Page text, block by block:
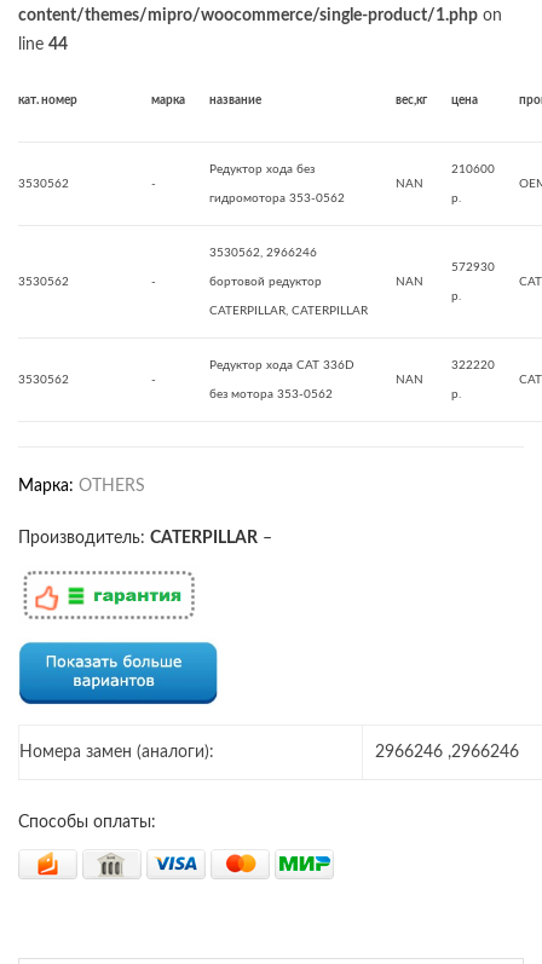
content/themes/mipro/woocommerce/single-product/1.php on
line 44
кат. номер марка название вес,кг цена
3530562 -
Редуктор хода без
гидромотора 353-0562
NAN
210600
р.
3530562 -
3530562, 2966246
бортовой редуктор
CATERPILLAR, CATERPILLAR
NAN
572930
р.
3530562 -
Редуктор хода CAT 336D
без мотора 353-0562
NAN
322220
р.
CAT
Марка: OTHERS
Производитель: CATERPILLAR –
Номера замен (аналоги): 2966246 ,2966246
Способы оплаты: